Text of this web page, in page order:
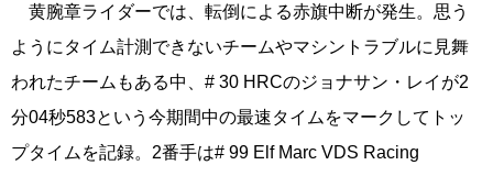
黄腕章ライダーでは、転倒による赤旗中断が発生。思う
ようにタイム計測できないチームやマシントラブルに見舞
われたチームもある中、# 30 HRCのジョナサン・レイが2
分04秒583という今期間中の最速タイムをマークしてトッ
プタイムを記録。2番手は# 99 Elf Marc VDS Racing